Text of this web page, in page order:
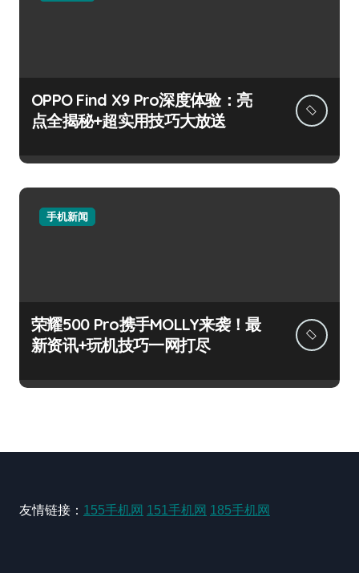
OPPO Find X9 Pro深度体验：亮
点全揭秘+超实用技巧大放送
手机新闻
荣耀500 Pro携手MOLLY来袭！最
新资讯+玩机技巧一网打尽
友情链接： 155手机网 151手机网 185手机网